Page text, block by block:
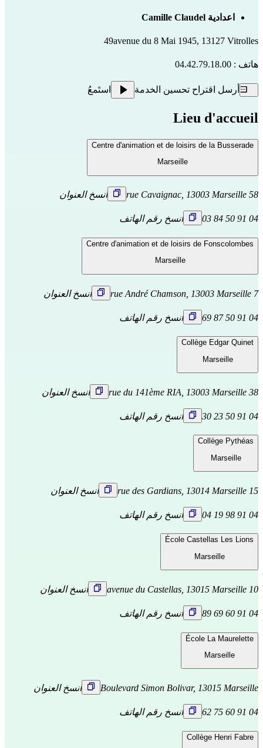
اعدادية Camille Claudel
49avenue du 8 Mai 1945, 13127 Vitrolles
هاتف : 04.42.79.18.00
أرسل اقتراح تحسين الخدمة استَمعُ
Lieu d'accueil
Centre d'animation et de loisirs de la Busserade
Marseille
58 rue Cavaignac, 13003 Marseille انسخ العنوان
04 91 50 84 03 انسخ رقم الهاتف
Centre d'animation et de loisirs de Fonscolombes
Marseille
7 rue André Chamson, 13003 Marseille انسخ العنوان
04 91 50 87 69 انسخ رقم الهاتف
Collège Edgar Quinet
Marseille
38 rue du 141ème RIA, 13003 Marseille انسخ العنوان
04 91 50 23 30 انسخ رقم الهاتف
Collège Pythéas
Marseille
15 rue des Gardians, 13014 Marseille انسخ العنوان
04 91 98 19 04 انسخ رقم الهاتف
École Castellas Les Lions
Marseille
10 avenue du Castellas, 13015 Marseille انسخ العنوان
04 91 60 69 89 انسخ رقم الهاتف
École La Maurelette
Marseille
Boulevard Simon Bolivar, 13015 Marseille انسخ العنوان
04 91 60 75 62 انسخ رقم الهاتف
Collège Henri Fabre